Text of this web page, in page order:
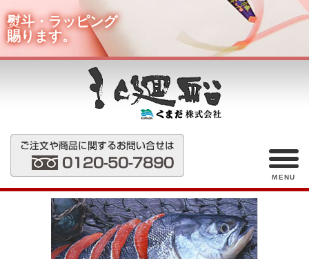
熨斗・ラッピング
賜ります。